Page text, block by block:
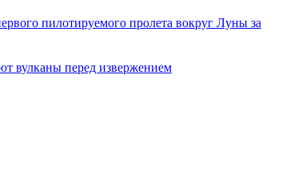
пилотируемого пролета вокруг Луны за
вулканы перед извержением